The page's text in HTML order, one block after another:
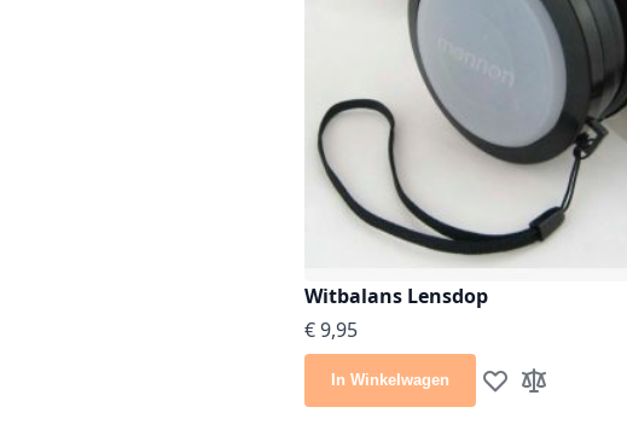
Witbalans Lensdop
Vanaf
€ 9,95
In Winkelwagen Voeg toe aan
Toevoegen